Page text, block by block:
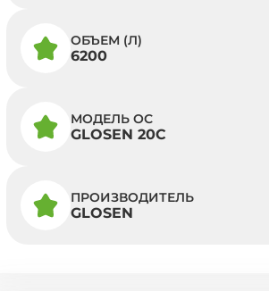
ОБЪЕМ (Л)
6200
МОДЕЛЬ ОС
GLOSEN 20С
ПРОИЗВОДИТЕЛЬ
GLOSEN